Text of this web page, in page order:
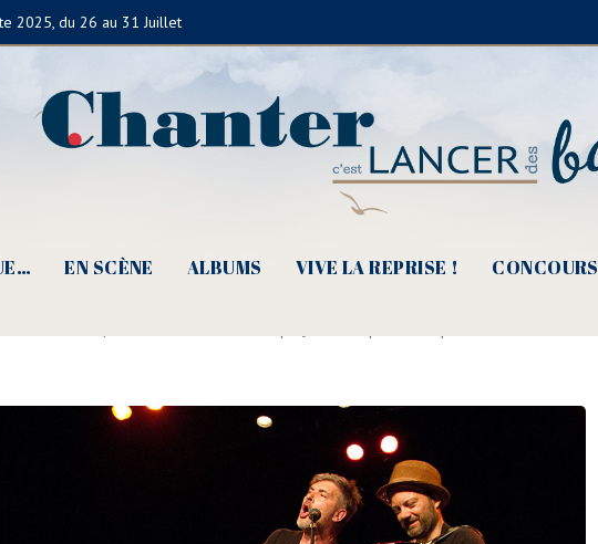
2025, du 26 au 31 Juillet
EN SCÈNE ALBUMS VIVE LA REPRISE ! CONCOURS
Grandes Bouches : alors on danse ?